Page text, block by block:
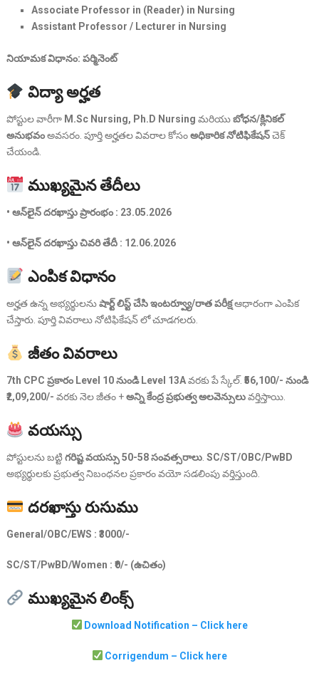
Associate Professor in (Reader) in Nursing
Assistant Professor / Lecturer in Nursing
నియామక విధానం: పర్మినెంట్
విద్యా అర్హత
పోస్టుల వారీగా M.Sc Nursing, Ph.D Nursing మరియుబోధన/క్లినికల్
అనుభవంఅవసరం. పూర్తి అర్హతల వివరాల కోసంఅధికారిక నోటిఫికేషన్చెక్
చేయండి.
ముఖ్యమైన తేదీలు
• ఆన్‌లైన్ దరఖాస్తు ప్రారంభం : 23.05.2026
• ఆన్‌లైన్ దరఖాస్తు చివరి తేదీ : 12.06.2026
ఎంపిక విధానం
అర్హత ఉన్న అభ్యర్థులనుషార్ట్ లిస్ట్ చేసి ఇంటర్వ్యూ/రాత పరీక్షఆధారంగా ఎంపిక
చేస్తారు. పూర్తి వివరాలు నోటిఫికేషన్ లో చూడగలరు.
జీతం వివరాలు
7th CPC ప్రకారం Level 10 నుండి Level 13Aవరకు పే స్కేల్. ₹56,100/- నుండి
₹2,09,200/- వరకు నెల జీతం +అన్ని కేంద్ర ప్రభుత్వ అలవెన్సులువర్తిస్తాయి.
వయస్సు
పోస్టులను బట్టిగరిష్ట వయస్సు 50-58 సంవత్సరాలు. SC/ST/OBC/PwBD
అభ్యర్థులకు ప్రభుత్వ నిబంధనల ప్రకారం వయో సడలింపు వర్తిస్తుంది.
దరఖాస్తు రుసుము
General/OBC/EWS : ₹3000/-
SC/ST/PwBD/Women : ₹0/- (ఉచితం)
ముఖ్యమైన లింక్స్
Download Notification – Click here
Corrigendum – Click here